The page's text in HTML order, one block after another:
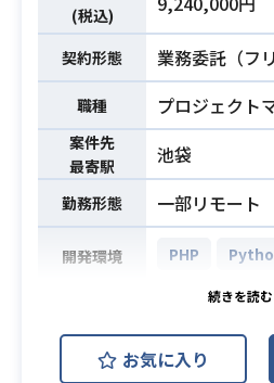
解
・金融系シス
発経験
・モバイルア
業務内容
の具体化やゲ
ラメータ、ゲ
よび基本仕様
・各種マスタ
バランスの設
います。
・各機能やコ
し、開発のデ
ます。
・デザイン、
行います。
・リリースに
ルの構築や調
(税込)
契約形態 業務委託（フ
職種 プロジェクト
案件先
最寄駅
池袋
勤務形態 一部リモート
開発環境 PHP
業務内容
医療関連サー
おける要件定
進行の管理を
お気に入り